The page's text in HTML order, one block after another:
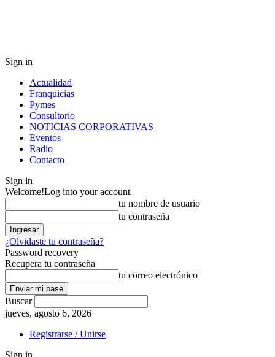
Sign in
Actualidad
Franquicias
Pymes
Consultorio
NOTICIAS CORPORATIVAS
Eventos
Radio
Contacto
Sign in
Welcome!Log into your account
tu nombre de usuario
tu contraseña
¿Olvidaste tu contraseña?
Password recovery
Recupera tu contraseña
tu correo electrónico
Buscar
jueves, agosto 6, 2026
Registrarse / Unirse
Sign in